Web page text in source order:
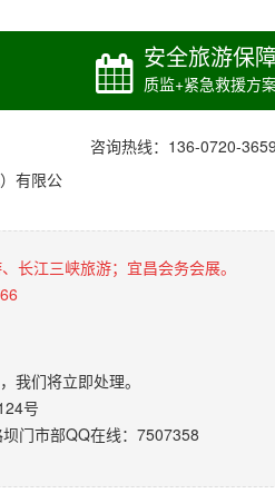
安全旅游保
质监+紧急救援方
有限公
咨询热线：136-0720-3659
长江三峡旅游；宜昌会务会展。
我们将立即处理。
号
门市部QQ在线：7507358